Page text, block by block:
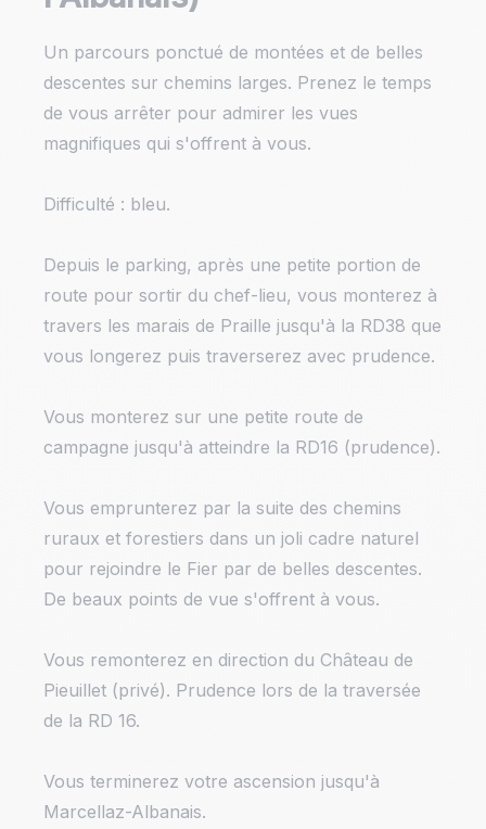
Un parcours ponctué de montées et de belles
descentes sur chemins larges. Prenez le temps
de vous arrêter pour admirer les vues
magnifiques qui s'offrent à vous.
Difficulté : bleu.
Depuis le parking, après une petite portion de
route pour sortir du chef-lieu, vous monterez à
travers les marais de Praille jusqu'à la RD38 que
vous longerez puis traverserez avec prudence.
Vous monterez sur une petite route de
campagne jusqu'à atteindre la RD16 (prudence).
Vous emprunterez par la suite des chemins
ruraux et forestiers dans un joli cadre naturel
pour rejoindre le Fier par de belles descentes.
De beaux points de vue s'offrent à vous.
Vous remonterez en direction du Château de
Pieuillet (privé). Prudence lors de la traversée
de la RD 16.
Vous terminerez votre ascension jusqu'à
Marcellaz-Albanais.